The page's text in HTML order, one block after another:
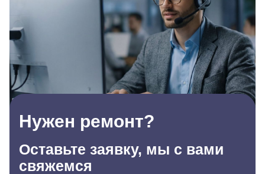
Нужен ремонт?
Оставьте заявку, мы с вами
свяжемся